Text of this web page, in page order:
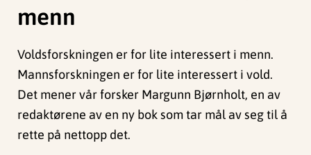
menn
Voldsforskningen er for lite interessert i menn.
Mannsforskningen er for lite interessert i vold.
Det mener vår forsker Margunn Bjørnholt, en av
redaktørene av en ny bok som tar mål av seg til å
rette på nettopp det.